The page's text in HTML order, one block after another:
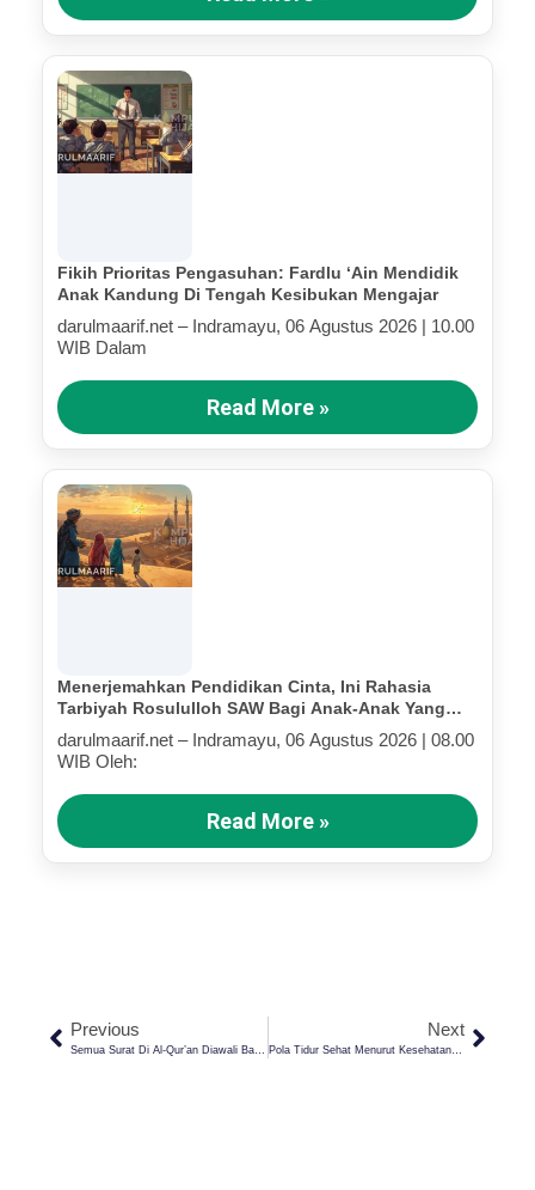
Fikih Prioritas Pengasuhan: Fardlu ‘Ain Mendidik
Anak Kandung Di Tengah Kesibukan Mengajar
darulmaarif.net – Indramayu, 06 Agustus 2026 | 10.00
WIB Dalam
Read More »
Menerjemahkan Pendidikan Cinta, Ini Rahasia
Tarbiyah Rosululloh SAW Bagi Anak-Anak Yang
Terluka (Bagian IV)
darulmaarif.net – Indramayu, 06 Agustus 2026 | 08.00
WIB Oleh:
Read More »
Previous
Semua Surat Di Al-Qur’an Diawali Basmalah, Kecuali Surat At-Taubah. Mengapa?
Next
Pola Tidur Sehat Menurut Kesehatan 7-8 Jam Sehari, Adakah Dalilnya Dalam Islam?